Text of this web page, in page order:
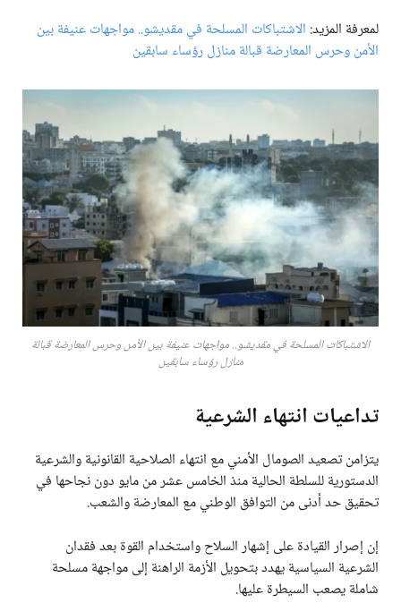
لمعرفة المزيد: الاشتباكات المسلحة في مقديشو.. مواجهات عنيفة بين
الأمن وحرس المعارضة قبالة منازل رؤساء سابقين
الاشتباكات المسلحة في مقديشو.. مواجهات عنيفة بين الأمن وحرس المعارضة قبالة
منازل رؤساء سابقين
تداعيات انتهاء الشرعية
يتزامن تصعيد الصومال الأمني مع انتهاء الصلاحية القانونية والشرعية
الدستورية للسلطة الحالية منذ الخامس عشر من مايو دون نجاحها في
تحقيق حد أدنى من التوافق الوطني مع المعارضة والشعب.
إن إصرار القيادة على إشهار السلاح واستخدام القوة بعد فقدان
الشرعية السياسية يهدد بتحويل الأزمة الراهنة إلى مواجهة مسلحة
شاملة يصعب السيطرة عليها.